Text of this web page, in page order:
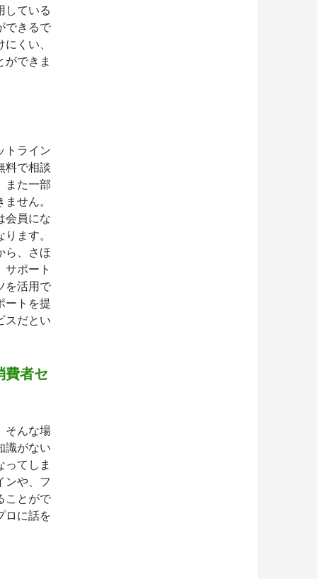
している
できるで
くい、
ができま
トライン
料で相談
また一部
せん。
会員にな
ます。
ら、さほ
サポート
を活用で
ートを提
スだとい
費者セ
そんな場
識がない
ってしま
ンや、フ
ことがで
ロに話を